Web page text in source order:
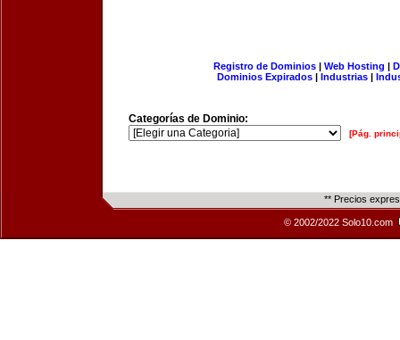
Registro de Dominios| Web Hosting |
Dominios Expirados | Industrias |
Categorías de Dominio:
[Pág.
** Precios
© 2002/2022 Solo10.com